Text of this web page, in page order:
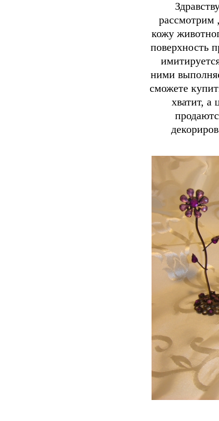
рассмотрим
кожу
поверхность
ними
сможете
хватит, а